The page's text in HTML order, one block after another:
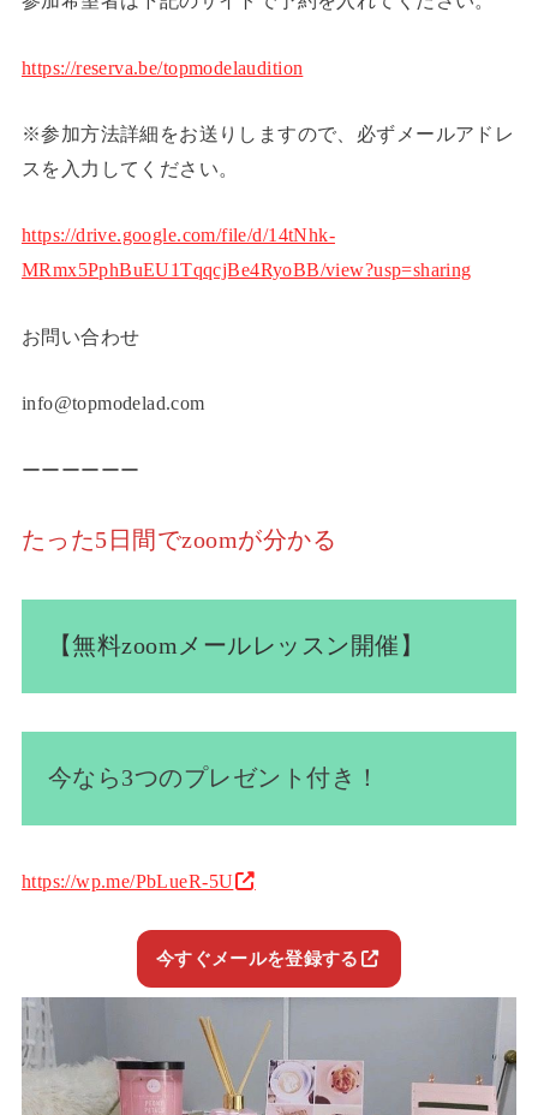
https://reserva.be/topmodelaudition
※参加方法詳細をお送りしますので、必ずメールアドレ
スを入力してください。
https://drive.google.com/file/d/14tNhk-
MRmx5PphBuEU1TqqcjBe4RyoBB/view?usp=sharing
お問い合わせ
info@topmodelad.com
ーーーーーー
たった5日間でzoomが分かる
【無料zoomメールレッスン開催】
今なら3つのプレゼント付き！
https://wp.me/PbLueR-5U
今すぐメールを登録する